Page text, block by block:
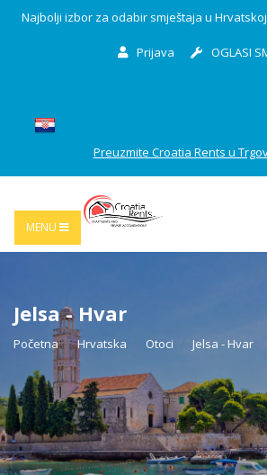
Najbolji izbor za odabir smještaja u Hrvatskoj
Prijava OGLASI
Preuzmite Croatia Rents u
MENU
Jelsa - Hvar
Početna Hrvatska Otoci Jelsa - Hvar